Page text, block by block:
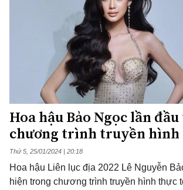
Hoa hậu Bảo Ngọc lần
chương trình truyền hình
Thứ 5, 25/01/2024 | 20:18
Hoa hậu Liên lục địa 2022 Lê Nguyễn
hiện trong chương trình truyền hình thực